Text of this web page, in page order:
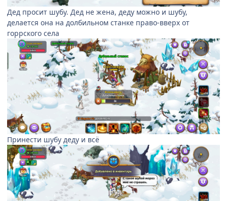
Дед просит шубу. Дед не жена, деду можно и шубу,
делается она на долбильном станке право-вверх от
горрского села
Принести шубу деду и всё